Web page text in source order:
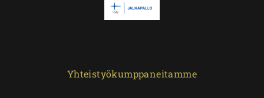
Yhteistyökumppaneitamme